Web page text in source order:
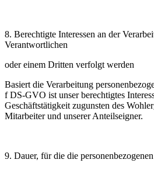
8. Berechtigte Interessen an der
Verantwortlichen
oder einem Dritten verfolgt werden
Basiert die Verarbeitung
f DS-GVO ist unser berechtigtes
Geschäftstätigkeit zugunsten des
Mitarbeiter und unserer Anteilseigner.
9. Dauer, für die die